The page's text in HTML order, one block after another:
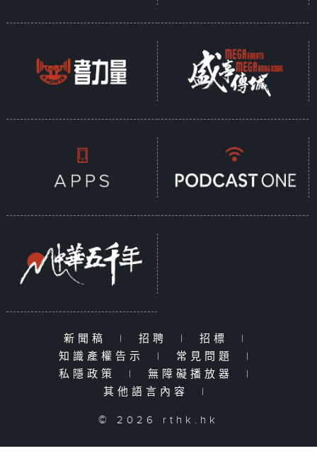
新聞稿 | 招聘 | 招標
|
知識產權告示
| 常見問題
|
私隱政策
| 無障礙播放器
|
其他語言內容
|
© 2026 rthk.hk